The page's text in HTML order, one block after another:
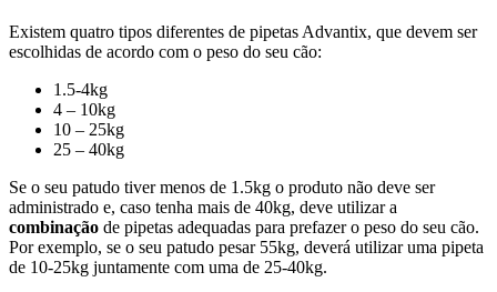
Existem quatro tipos diferentes de pipetas Advantix, que devem ser
escolhidas de acordo com o peso do seu cão:
1.5-4kg
4 – 10kg
10 – 25kg
25 – 40kg
Se o seu patudo tiver menos de 1.5kg o produto não deve ser
administrado e, caso tenha mais de 40kg, deve utilizar a
combinação de pipetas adequadas para prefazer o peso do seu cão.
Por exemplo, se o seu patudo pesar 55kg, deverá utilizar uma pipeta
de 10-25kg juntamente com uma de 25-40kg.